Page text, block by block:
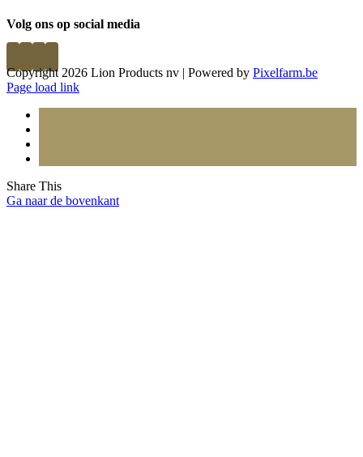
Volg ons op social media
Copyright 2026 Lion Products nv | Powered by Pixelfarm.be
Page load link
Share This
Ga naar de bovenkant